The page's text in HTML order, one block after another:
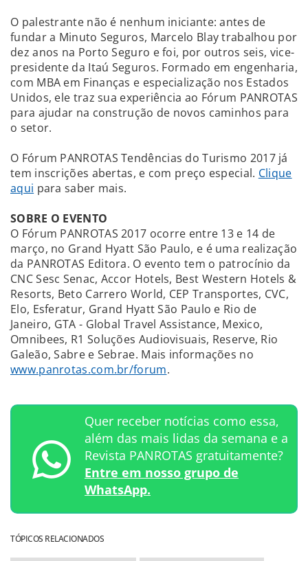
O palestrante não é nenhum iniciante: antes de
fundar a Minuto Seguros, Marcelo Blay trabalhou por
dez anos na Porto Seguro e foi, por outros seis, vice-
presidente da Itaú Seguros. Formado em engenharia,
com MBA em Finanças e especialização nos Estados
Unidos, ele traz sua experiência ao Fórum PANROTAS
para ajudar na construção de novos caminhos para
o setor.
O Fórum PANROTAS Tendências do Turismo 2017 já
tem inscrições abertas, e com preço especial. Clique
aqui para saber mais.
SOBRE O EVENTO
O Fórum PANROTAS 2017 ocorre entre 13 e 14 de
março, no Grand Hyatt São Paulo, e é uma realização
da PANROTAS Editora. O evento tem o patrocínio da
CNC Sesc Senac, Accor Hotels, Best Western Hotels &
Resorts, Beto Carrero World, CEP Transportes, CVC,
Elo, Esferatur, Grand Hyatt São Paulo e Rio de
Janeiro, GTA - Global Travel Assistance, Mexico,
Omnibees, R1 Soluções Audiovisuais, Reserve, Rio
Galeão, Sabre e Sebrae. Mais informações no
www.panrotas.com.br/forum.
Quer receber notícias como essa,
além das mais lidas da semana e a
Revista PANROTAS gratuitamente?
Entre em nosso grupo de
WhatsApp.
TÓPICOS RELACIONADOS